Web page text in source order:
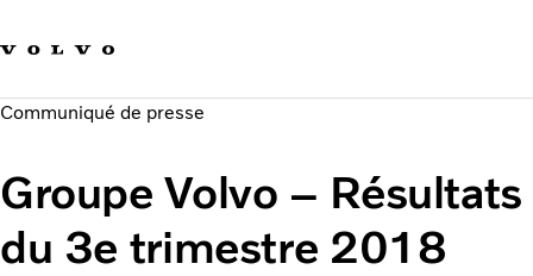
Sustainable Transportation
News & Media
About us
Communiqué de presse
Groupe Volvo – Résultats
du 3e trimestre 2018